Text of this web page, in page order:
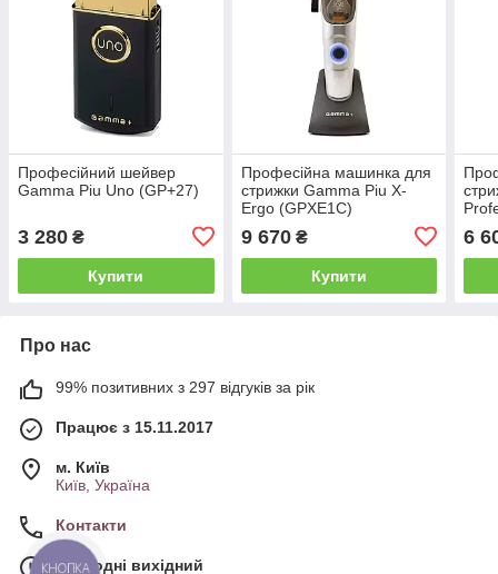
Професійний шейвер
Gamma Piu Uno (GP+27)
3 280 ₴
Купити
Професійна машинка для
стрижки Gamma Piu X-
Ergo (GPXE1C)
9 670₴
Купити
6
Про нас
99% позитивних з 297 відгуків за рік
Працює з 15.11.2017
м. Київ
Київ, Україна
Контакти
Сьогодні вихідний
КНОПКА